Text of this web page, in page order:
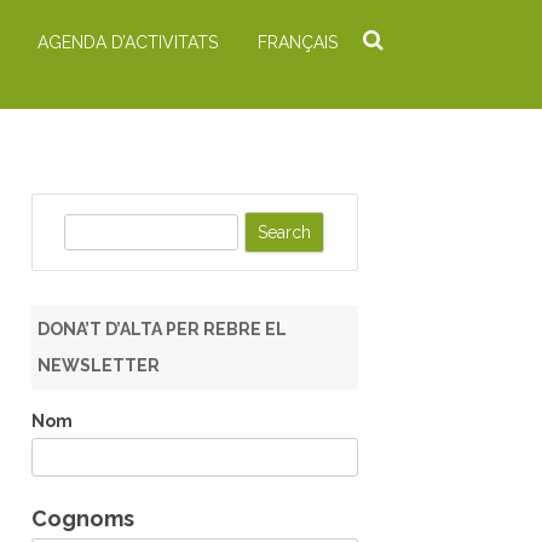
AGENDA D’ACTIVITATS FRANÇAIS
h
DONA’T D’ALTA PER REBRE EL
NEWSLETTER
Nom
Cognoms